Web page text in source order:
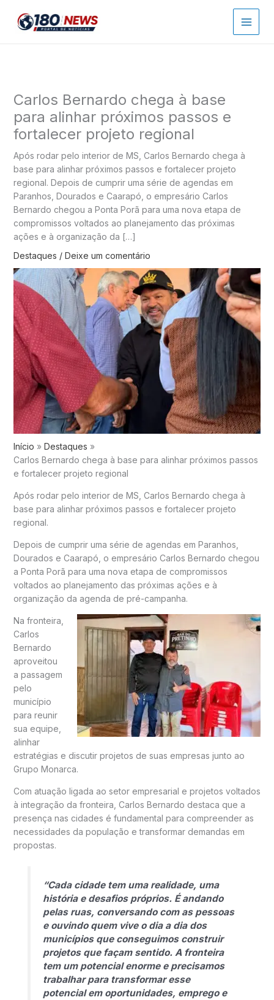
para
Carlos Bernardo chega à base
para alinhar próximos passos e
fortalecer projeto regional
Após rodar pelo interior de MS, Carlos Bernardo chega à
base para alinhar próximos passos e fortalecer projeto
regional. Depois de cumprir uma série de agendas em
Paranhos, Dourados e Caarapó, o empresário Carlos
Bernardo chegou a Ponta Porã para uma nova etapa de
compromissos voltados ao planejamento das próximas
ações e à organização da […]
Destaques / Deixe um comentário
Início
Destaques
Carlos Bernardo chega à base para alinhar próximos passos
e fortalecer projeto regional
Após rodar pelo interior de MS, Carlos Bernardo chega à
base para alinhar próximos passos e fortalecer projeto
regional.
Depois de cumprir uma série de agendas em Paranhos,
Dourados e Caarapó, o empresário Carlos Bernardo chegou
a Ponta Porã para uma nova etapa de compromissos
voltados ao planejamento das próximas ações e à
organização da agenda de pré-campanha.
Na fronteira,
Carlos
Bernardo
aproveitou
a passagem
pelo
município
para reunir
sua equipe,
alinhar
estratégias e discutir projetos de suas empresas junto ao
Grupo Monarca.
Com atuação ligada ao setor empresarial e projetos voltados
à integração da fronteira, Carlos Bernardo destaca que a
presença nas cidades é fundamental para compreender as
necessidades da população e transformar demandas em
propostas.
“Cada cidade tem uma realidade, uma
história e desafios próprios. É andando
pelas ruas, conversando com as pessoas
e ouvindo quem vive o dia a dia dos
municípios que conseguimos construir
projetos que façam sentido. A fronteira
tem um potencial enorme e precisamos
trabalhar para transformar esse
potencial em oportunidades, emprego e